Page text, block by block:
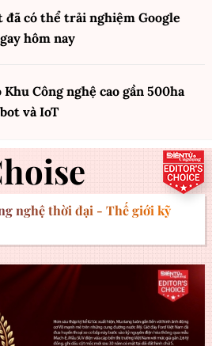
đã có thể trải nghiệm Google
hôm nay
Công nghệ cao gần 500ha
và IoT
nghệ thời đại - Thế giới kỹ